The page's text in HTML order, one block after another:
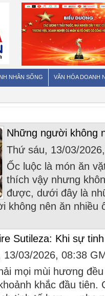
NHÂN SỐNG VĂN HÓA DOANH
Những người không
Thứ sáu, 13/03/
Ốc luộc là món ăn
thích vậy nhưng
được, dưới đây là
không nên ăn
Sutileza: Khi sự
13/03/2026, 08:38
mọi mùi hương
khắc đầu tiên.